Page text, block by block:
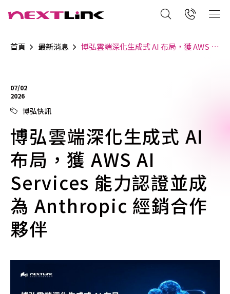
首頁 最新消息 博弘雲端深化生成式 AI 布局，獲 AWS AI Services 能力認證並成為 Anthropic 經銷合作夥伴
07/02
2026
博弘快訊
博弘雲端深化生成式 AI
布局，獲 AWS AI
Services 能力認證並成
為 Anthropic 經銷合作
夥伴